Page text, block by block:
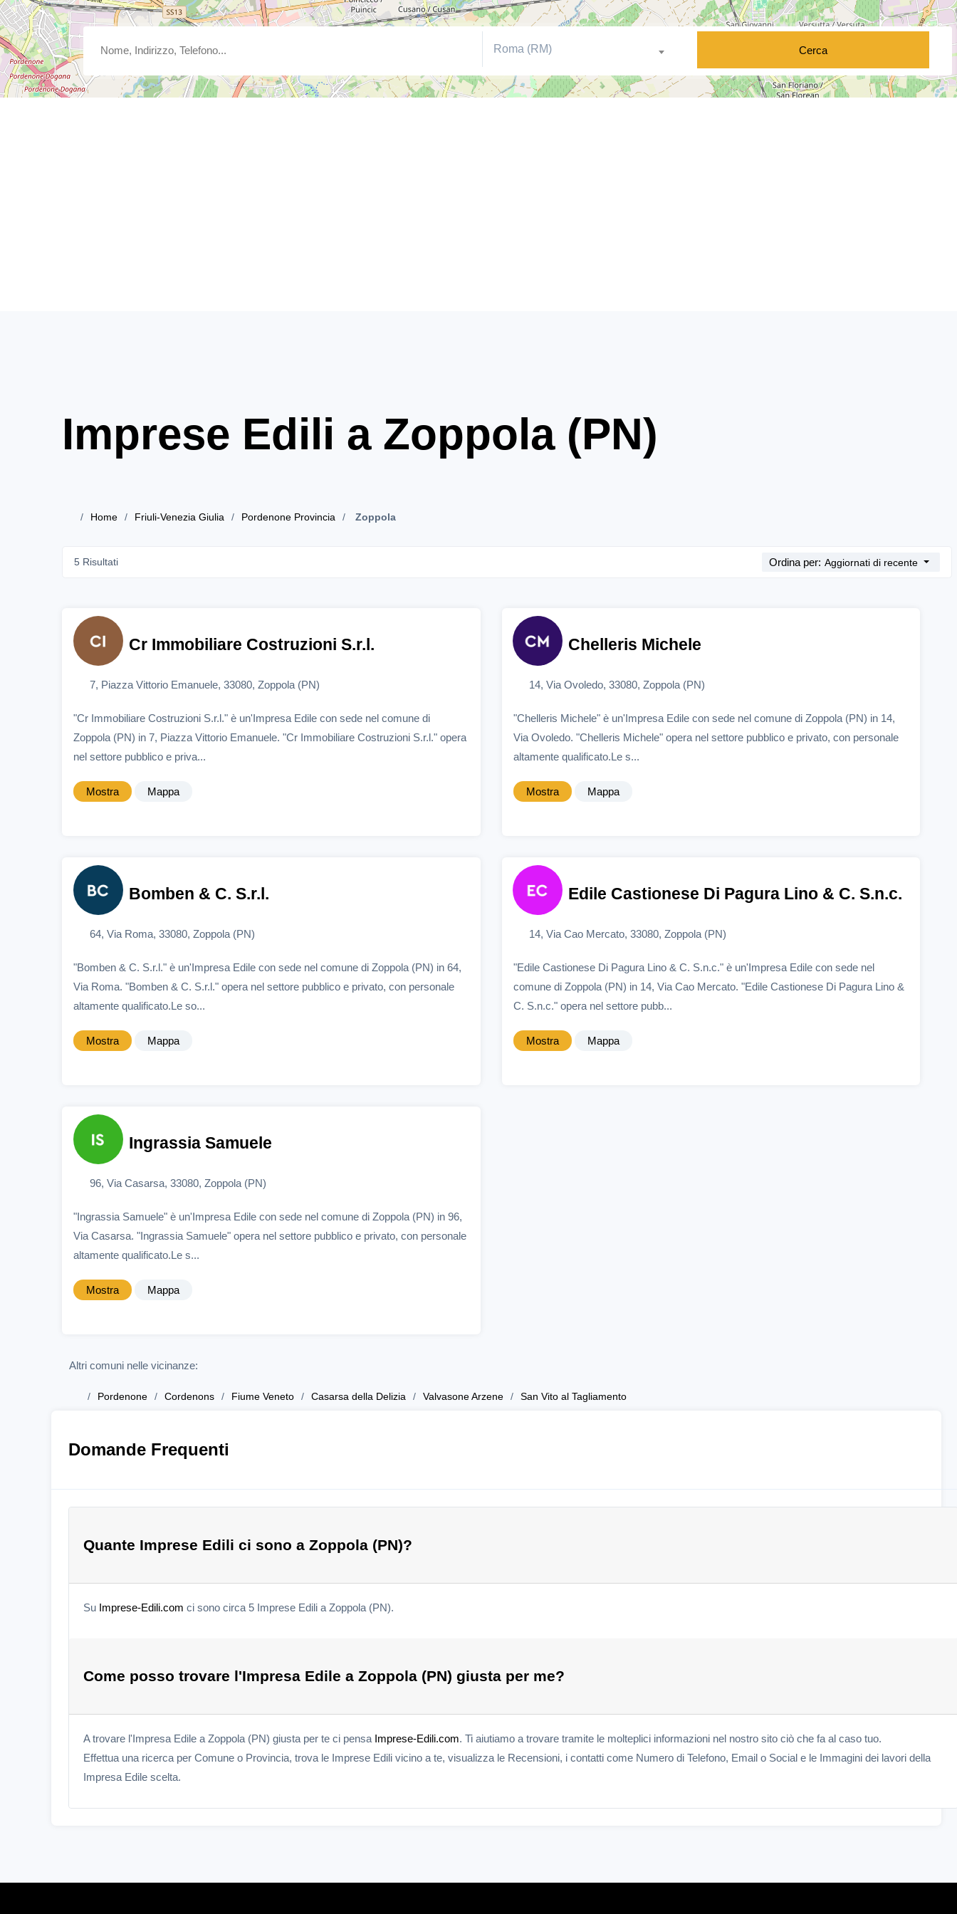
Roma (RM) Cerca
Imprese Edili a Zoppola (PN)
Home Friuli-Venezia Giulia Pordenone Provincia Zoppola
5 Risultati Ordina per: Aggiornati di recente
Cr Immobiliare Costruzioni S.r.l.
7, Piazza Vittorio Emanuele, 33080, Zoppola (PN)
"Cr Immobiliare Costruzioni S.r.l." è un'Impresa Edile con sede nel comune di
Zoppola (PN) in 7, Piazza Vittorio Emanuele. "Cr Immobiliare Costruzioni S.r.l." opera
nel settore pubblico e priva...
Mostra Mappa
Chelleris Michele
14, Via Ovoledo, 33080, Zoppola (PN)
"Chelleris Michele" è un'Impresa Edile con sede nel comune di Zoppola (PN) in 14,
Via Ovoledo. "Chelleris Michele" opera nel settore pubblico e privato, con personale
altamente qualificato.Le s...
Mostra Mappa
Bomben & C. S.r.l.
64, Via Roma, 33080, Zoppola (PN)
"Bomben & C. S.r.l." è un'Impresa Edile con sede nel comune di Zoppola (PN) in 64,
Via Roma. "Bomben & C. S.r.l." opera nel settore pubblico e privato, con personale
altamente qualificato.Le so...
Mostra Mappa
Edile Castionese Di Pagura Lino & C. S.n.c.
14, Via Cao Mercato, 33080, Zoppola (PN)
"Edile Castionese Di Pagura Lino & C. S.n.c." è un'Impresa Edile con sede nel
comune di Zoppola (PN) in 14, Via Cao Mercato. "Edile Castionese Di Pagura Lino &
C. S.n.c." opera nel settore pubb...
Mostra Mappa
Ingrassia Samuele
96, Via Casarsa, 33080, Zoppola (PN)
"Ingrassia Samuele" è un'Impresa Edile con sede nel comune di Zoppola (PN) in 96,
Via Casarsa. "Ingrassia Samuele" opera nel settore pubblico e privato, con personale
altamente qualificato.Le s...
Mostra Mappa
Altri comuni nelle vicinanze:
Pordenone Cordenons Fiume Veneto Casarsa della Delizia Valvasone Arzene San Vito al Tagliamento
Domande Frequenti
Quante Imprese Edili ci sono a Zoppola (PN)?
Su Imprese-Edili.com ci sono circa 5 Imprese Edili a Zoppola (PN).
Come posso trovare l'Impresa Edile a Zoppola (PN) giusta per me?
A trovare l'Impresa Edile a Zoppola (PN) giusta per te ci pensa Imprese-Edili.com. Ti aiutiamo a trovare tramite le molteplici informazioni nel nostro sito ciò che fa al caso tuo.
Effettua una ricerca per Comune o Provincia, trova le Imprese Edili vicino a te, visualizza le Recensioni, i contatti come Numero di Telefono, Email o Social e le Immagini dei lavori della
Impresa Edile scelta.